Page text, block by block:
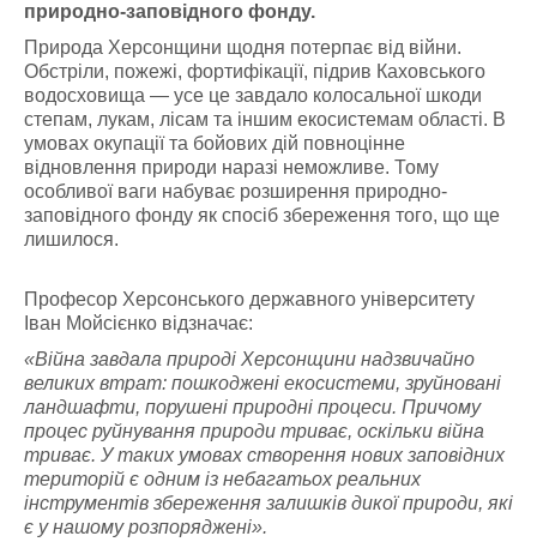
природно-заповідного фонду.
Природа Херсонщини щодня потерпає від війни.
Обстріли, пожежі, фортифікації, підрив Каховського
водосховища — усе це завдало колосальної шкоди
степам, лукам, лісам та іншим екосистемам області. В
умовах окупації та бойових дій повноцінне
відновлення природи наразі неможливе. Тому
особливої ваги набуває розширення природно-
заповідного фонду як спосіб збереження того, що ще
лишилося.
Професор Херсонського державного університету
Іван Мойсієнко відзначає:
«Війна завдала природі Херсонщини надзвичайно
великих втрат: пошкоджені екосистеми, зруйновані
ландшафти, порушені природні процеси. Причому
процес руйнування природи триває, оскільки війна
триває. У таких умовах створення нових заповідних
територій є одним із небагатьох реальних
інструментів збереження залишків дикої природи, які
є у нашому розпоряджені».